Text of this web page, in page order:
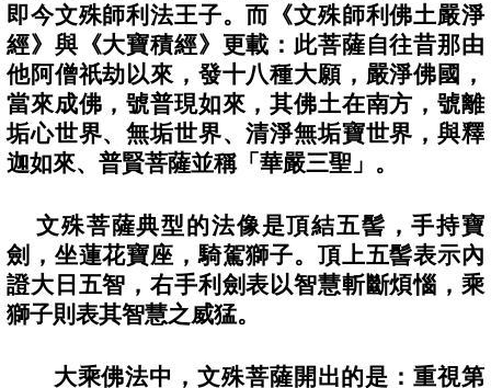
即今文殊師利法王子。而《文殊師利佛土嚴淨
經》與《大寶積經》更載：此菩薩自往昔那由
他阿僧祇劫以來，發十八種大願，嚴淨佛國，
當來成佛，號普現如來，其佛土在南方，號離
垢心世界、無垢世界、清淨無垢寶世界，與釋
迦如來、普賢菩薩並稱「華嚴三聖」。
文殊菩薩典型的法像是頂結五髻，手持寶
劍，坐蓮花寶座，騎駕獅子。頂上五髻表示內
證大日五智，右手利劍表以智慧斬斷煩惱，乘
獅子則表其智慧之威猛。
大乘佛法中，文殊菩薩開出的是：重視第